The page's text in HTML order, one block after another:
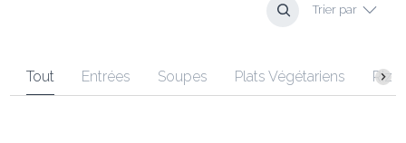
Trier par
Tout Entrées Soupes Plats Végétariens Riz